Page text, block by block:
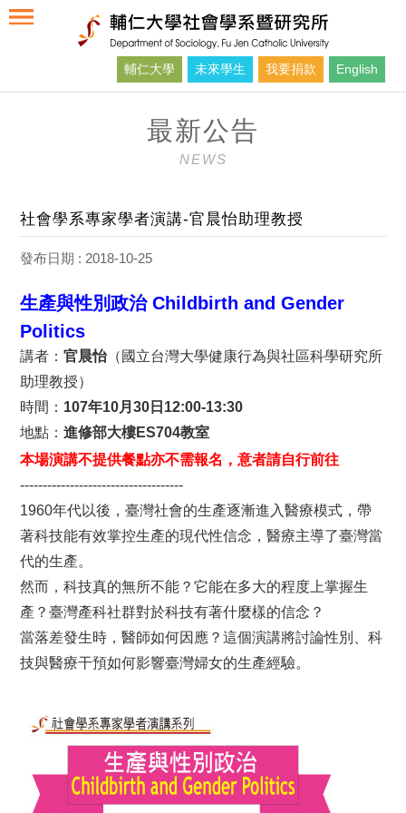
輔仁大學 未來學生 我要捐款 English
最新公告
NEWS
社會學系專家學者演講-官晨怡助理教授
發布日期 : 2018-10-25
生產與性別政治 Childbirth and Gender
Politics
講者：官晨怡 （國立台灣大學健康行為與社區科學研究所
助理教授）
時間： 107年10月30日12:00-13:30
地點：進修部大樓ES704教室
本場演講不提供餐點亦不需報名，意者請自行前往
------------------------------------
1960年代以後，臺灣社會的生產逐漸進入醫療模式，帶
著科技能有效掌控生產的現代性信念，醫療主導了臺灣當
代的生產。
然而，科技真的無所不能？它能在多大的程度上掌握生
產？臺灣產科社群對於科技有著什麼樣的信念？
當落差發生時，醫師如何因應？這個演講將討論性別、科
技與醫療干預如何影響臺灣婦女的生產經驗。